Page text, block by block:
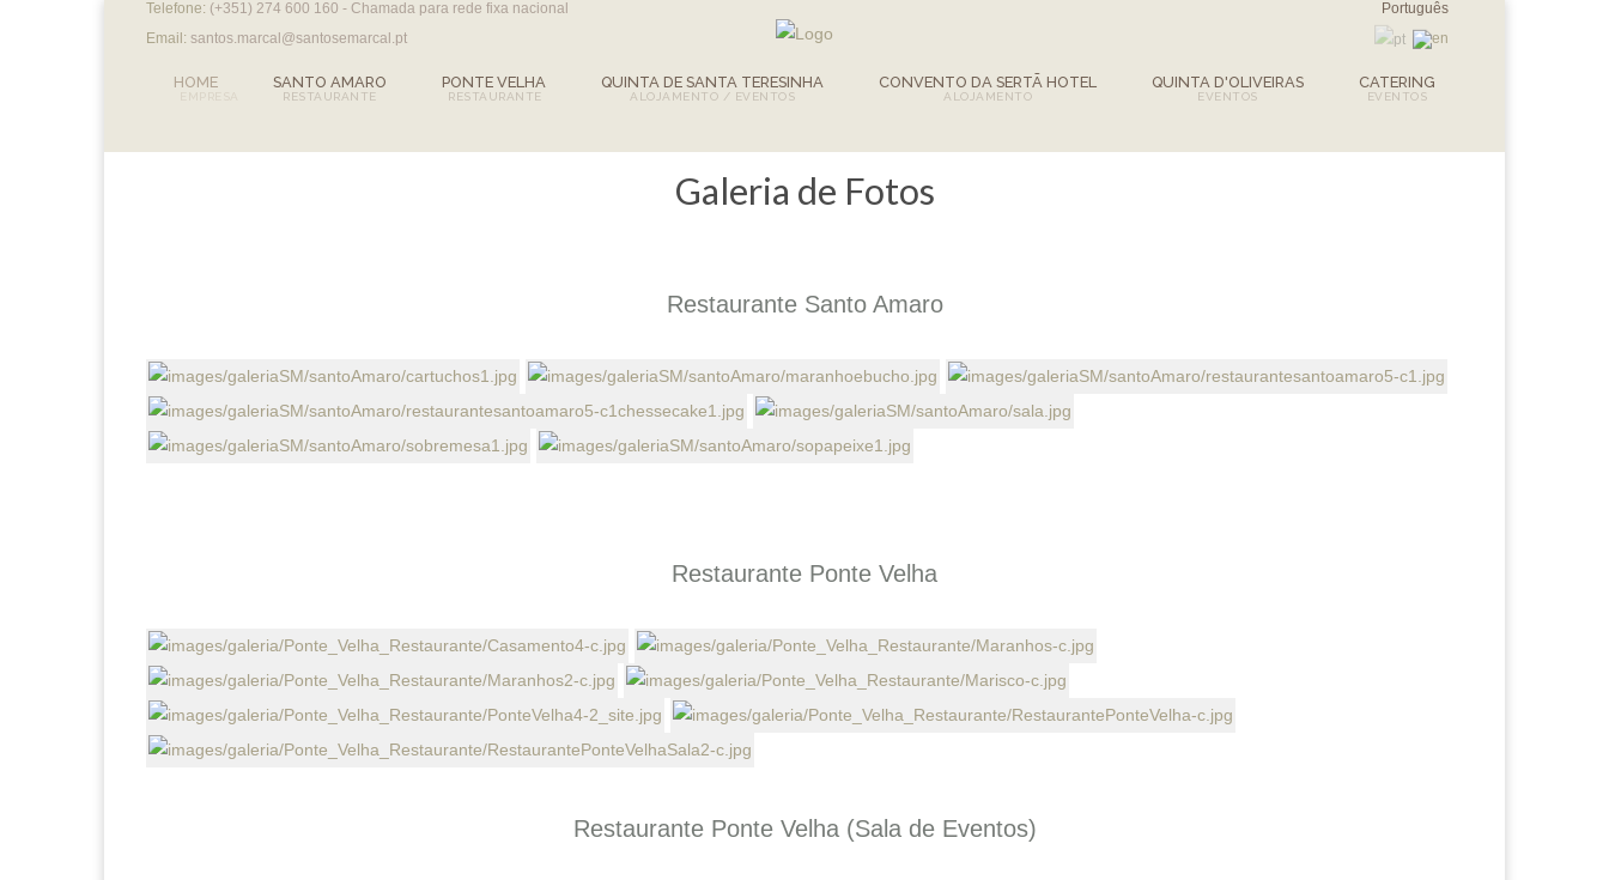
Telefone: (+351) 274 600 160 - Chamada para rede fixa nacional
Email: santos.marcal@santosemarcal.pt
Português
HOME SANTO AMARO PONTE VELHA QUINTA DE SANTA TERESINHA CONVENTO DA SERTÃ HOTEL QUINTA D'OLIVEIRAS CATERING
Galeria de Fotos
Restaurante Santo Amaro
Restaurante Ponte Velha
Restaurante Ponte Velha (Sala de Eventos)